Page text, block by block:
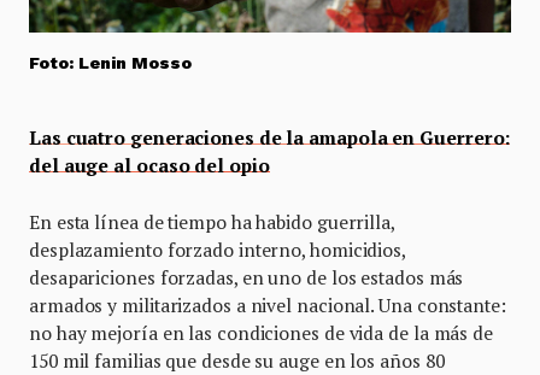
Foto: Lenin Mosso
Las cuatro generaciones de la amapola en Guerrero:
del auge al ocaso del opio
En esta línea de tiempo ha habido guerrilla,
desplazamiento forzado interno, homicidios,
desapariciones forzadas, en uno de los estados más
armados y militarizados a nivel nacional. Una constante:
no hay mejoría en las condiciones de vida de la más de
150 mil familias que desde su auge en los años 80